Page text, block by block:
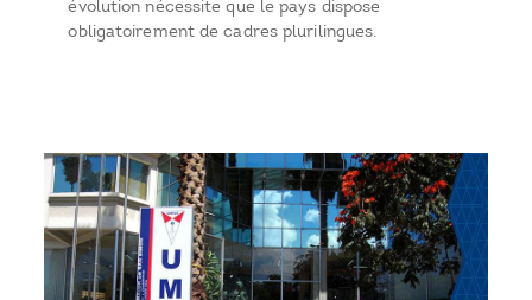
évolution nécessite que le pays dispose
obligatoirement de cadres plurilingues.